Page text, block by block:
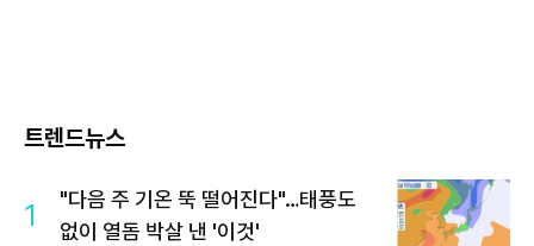
트렌드뉴스
1
"다음 주 기온 뚝 떨어진다"…태풍도
없이 열돔 박살 낸 '이것'